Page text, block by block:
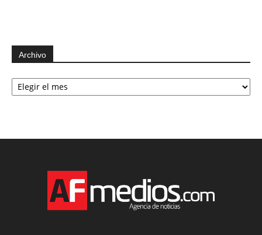
Archivo
Archivo